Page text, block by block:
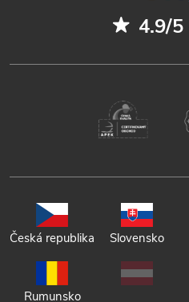
4.9/5
Česká republika Slovensko
Rumunsko